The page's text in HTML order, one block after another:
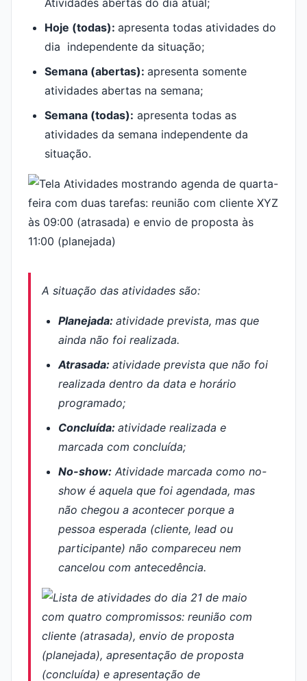
Atividades abertas do dia atual;
Hoje (todas): apresenta todas atividades do
dia independente da situação;
Semana (abertas): apresenta somente
atividades abertas na semana;
Semana (todas): apresenta todas as
atividades da semana independente da
situação.
A situação das atividades são:
Planejada: atividade prevista, mas que
ainda não foi realizada.
Atrasada: atividade prevista que não foi
realizada dentro da data e horário
programado;
Concluída: atividade realizada e
marcada com concluída;
No-show: Atividade marcada como no-
show é aquela que foi agendada, mas
não chegou a acontecer porque a
pessoa esperada (cliente, lead ou
participante) não compareceu nem
cancelou com antecedência.